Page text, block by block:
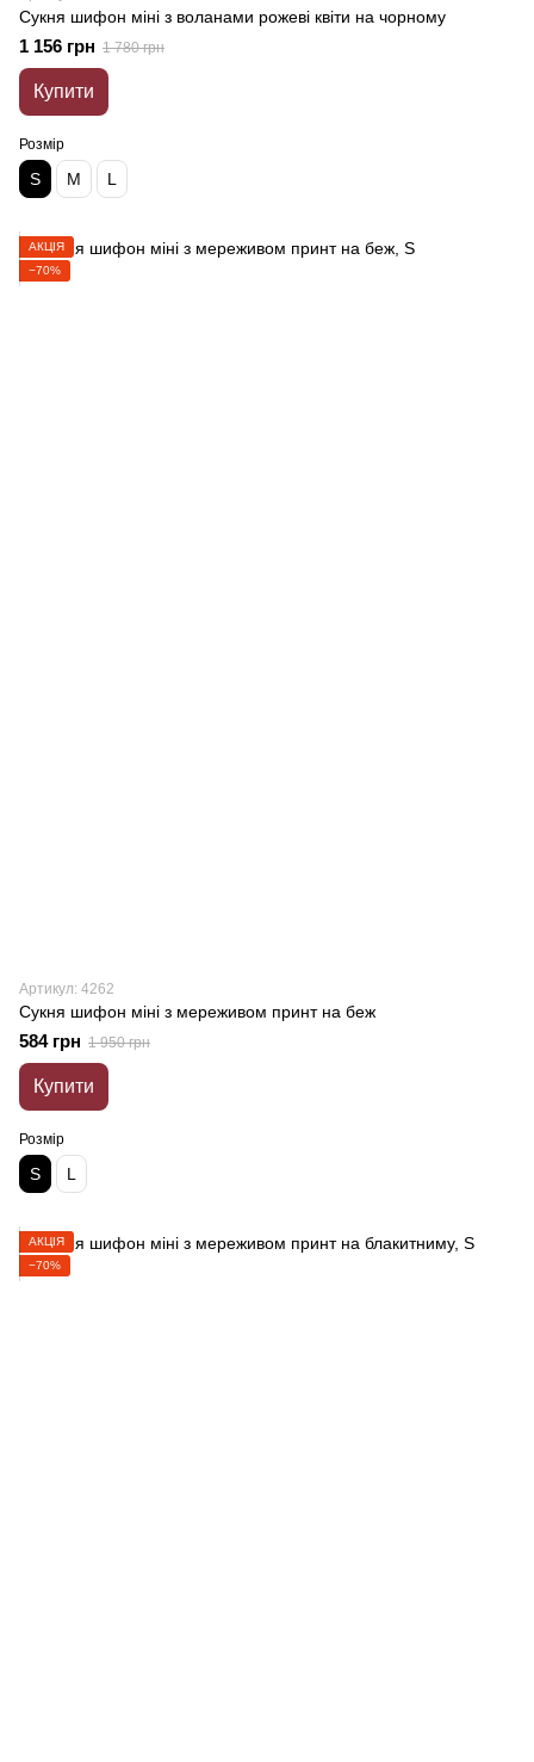
Сукня шифон міні з воланами рожеві квіти на чорному
1 156 грн 1 780 грн
Купити
Розмір
S M L
АКЦІЯ
−70%
Артикул: 4262
Сукня шифон міні з мереживом принт на беж
584 грн 1 950 грн
Купити
Розмір
S L
АКЦІЯ
−70%